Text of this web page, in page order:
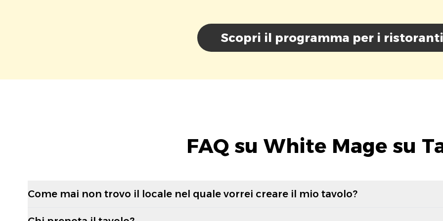
Scopri il programma per i ristoranti
FAQ su White Mage su
Come mai non trovo il locale nel quale vorrei creare il mio tavolo?